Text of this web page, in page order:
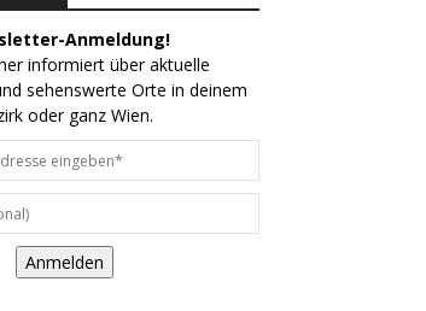
Anmeldung!
informiert über aktuelle
sehenswerte Orte in deinem
oder ganz Wien.
Anmelden